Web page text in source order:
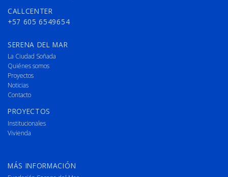
CALLCENTER
+57 605 6549654
SERENA DEL MAR
La Ciudad Soñada
Quiénes somos
Proyectos
Noticias
Contacto
PROYECTOS
Institucionales
Vivienda
MÁS INFORMACIÓN